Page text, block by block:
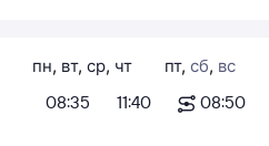
пн, вт, ср, чт
08:35
11:40
пт, сб, вс
08:50